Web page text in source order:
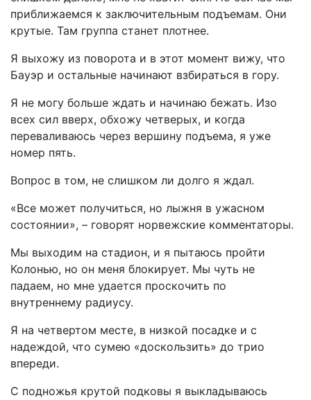
приближаемся к заключительным подъемам. Они
крутые. Там группа станет плотнее.
Я выхожу из поворота и в этот момент вижу, что
Бауэр и остальные начинают взбираться в гору.
Я не могу больше ждать и начинаю бежать. Изо
всех сил вверх, обхожу четверых, и когда
переваливаюсь через вершину подъема, я уже
номер пять.
Вопрос в том, не слишком ли долго я ждал.
«Все может получиться, но лыжня в ужасном
состоянии», – говорят норвежские комментаторы.
Мы выходим на стадион, и я пытаюсь пройти
Колонью, но он меня блокирует. Мы чуть не
падаем, но мне удается проскочить по
внутреннему радиусу.
Я на четвертом месте, в низкой посадке и с
надеждой, что сумею «доскользить» до трио
впереди.
С подножья крутой подковы я выкладываюсь